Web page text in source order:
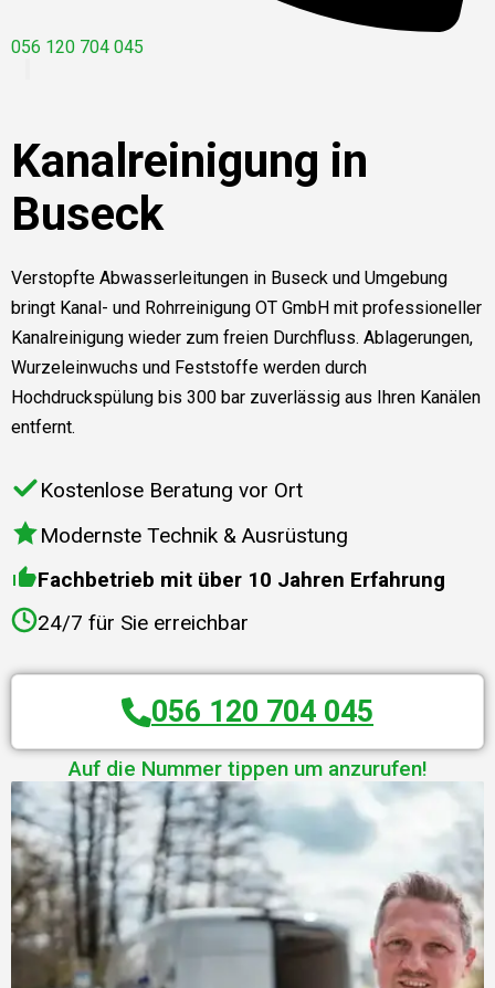
056 120 704 045
Kanalreinigung in
Buseck
Verstopfte Abwasserleitungen in Buseck und Umgebung
bringt Kanal- und Rohrreinigung OT GmbH mit professioneller
Kanalreinigung wieder zum freien Durchfluss. Ablagerungen,
Wurzeleinwuchs und Feststoffe werden durch
Hochdruckspülung bis 300 bar zuverlässig aus Ihren Kanälen
entfernt.
Kostenlose Beratung vor Ort
Modernste Technik & Ausrüstung
Fachbetrieb mit über 10 Jahren Erfahrung
24/7 für Sie erreichbar
056 120 704 045
Auf die Nummer tippen um anzurufen!